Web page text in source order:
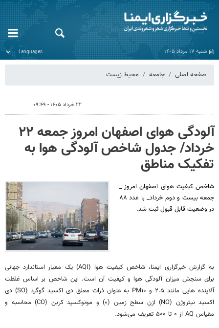
شنبه ۱۷ مرداد ۱۴۰۵
صفحه اصلی جامعه محیط زیست
۲۲ خرداد ۱۴۰۵ - ۰۹:۴۹
آلودگی هوای اصفهان امروز جمعه ۲۲
خرداد/ جدول شاخص آلودگی هوا به
تفکیک مناطق
شاخص کیفیت هوای اصفهان امروز _
جمعه بیست و دوم خرداد_ با عدد ۸۸
در وضعیت قابل قبول ثبت شد.
به گزارش خبرگزاری ایمنا، شاخص کیفیت هوا (AQI) یک معیار استاندارد جهانی
برای سنجش میزان آلودگی هوا و کیفیت آن است. این شاخص بر اساس غلظت
آلاینده هایی مانند ۲.۵ و PM۱۰ به عنوان ذرات معلق دی اکسید گوگرد (SO) دی
اکسید نیتروژن (NO) ازن سطح زمین (۰) و مونوکسید کربن (CO) محاسبه و
مقیاس AQ از ۰ تا ۵۰۰ تعریف می‌شود.